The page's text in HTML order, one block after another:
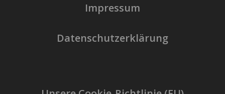
Impressum
Datenschutzerklärung